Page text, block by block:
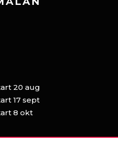
20 aug
17 sept
8 okt